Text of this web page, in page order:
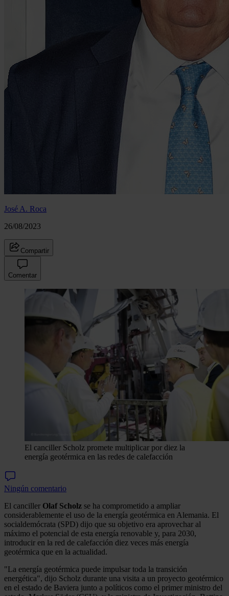
José A. Roca
26/08/2023
Compartir
Comentar
El canciller Scholz promete multiplicar por diez la
energía geotérmica en las redes de calefacción
Ningún comentario
El canciller Olaf Scholz se ha comprometido a ampliar
considerablemente el uso de la energía geotérmica en Alemania. El
socialdemócrata (SPD) dijo que su objetivo era aprovechar al
máximo el potencial de esta energía renovable y, para 2030,
introducir en la red de calefacción diez veces más energía
geotérmica que en la actualidad.
"La energía geotérmica puede impulsar toda la transición
energética", dijo Scholz durante una visita a un proyecto geotérmico
en el estado de Baviera junto a políticos como el primer ministro del